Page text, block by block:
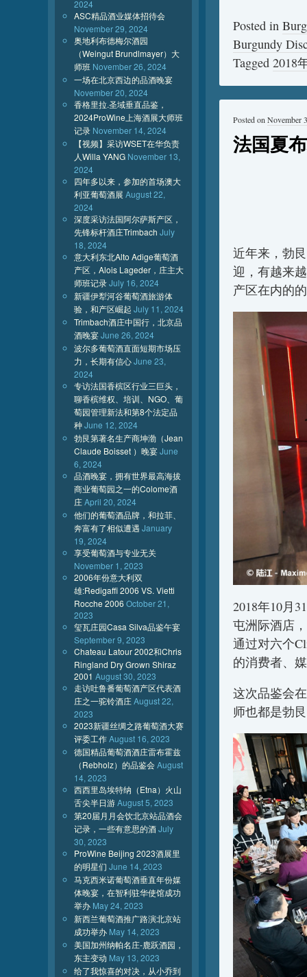
Posted in
Burgundy
Tagged 2018
法国夏
Posted on November
近年来，勃
迎，有越来
产区在内的
2018年10月
屯洲际酒店
通过对六个
的消费者、
这次品鉴会
师也都是勃
2024
ASC精品酒业媒体招待会
November 29, 2024
奥地利布德梅尔酒园
（Weingut Brundlmayer）大
师班 November 26, 2024
一场在北京西边的品酒晚宴
November 20, 2024
香格里拉.圣域垂直品鉴，
2024ProWine上海酒展大师班
记录 November 14, 2024
【视频】采访WSET在华负责
人Willa YANG November 13,
2024
四年多以来，参加的首场澳大
利亚葡萄酒展 August 22,
2024
深度采访法国阿尔萨斯产区，
先锋标杆酒庄Trimbach July
18, 2024
意大利东北Alto Adige葡萄酒
产区，Alois Lageder，庄主大
师班记录July 16, 2024
新疆伊犁河谷葡萄酒旅游体
验，和产区崛起 July 11, 2024
Trimbach酒庄中国行，北京品
酒晚宴June 26, 2024
波尔多葡萄酒直面短期市场压
力，长期有信心June 23,
2024
专访法国香槟区行业三巨头，
聊香槟维权、培训、NGO、葡
萄园管理新法和第8个法定品
种June 12, 2024
勃艮第著名生产商坤渤（Jean
Claude Boisset ）晚宴June
6, 2024
品酒晚宴，拥有世界最高海拔
商业葡萄园之一的Colome酒
庄April 20, 2024
他们的葡萄酒品牌，和拉菲、
奔富有了相似遭遇 January
19, 2024
享受葡萄酒与专业无关
November 1, 2023
2006年份意大利双
雄:Redigaffi 2006 VS. Vietti
Rocche 2006 October 21,
2023
玺瓦庄园Casa Silva品鉴午宴
September 9, 2023
Chateau Latour 2002和Chris
Ringland Dry Grown Shiraz
2001 August 30, 2023
走访吐鲁番葡萄酒产区代表酒
庄之一驼铃酒庄August 22,
2023
2023新疆丝绸之路葡萄酒大赛
评委工作August 16, 2023
德国精品葡萄酒酒庄雷布霍兹
（Rebholz）的品鉴会August
14, 2023
西西里岛埃特纳（Etna）火山
舌尖半日游August 5, 2023
第20届月月会饮北京站品酒会
记录，一些有意思的酒July
30, 2023
ProWine Beijing 2023酒展里
的明星们 June 14, 2023
马克西米诺葡萄酒垂直年份媒
体晚宴，在智利驻华使馆成功
举办 May 24, 2023
新西兰葡萄酒推广路演北京站
成功举办 May 14, 2023
美国加州纳帕名庄-鹿跃酒园，
东主变动 May 13, 2023
给了我惊喜的对决，从小乔到